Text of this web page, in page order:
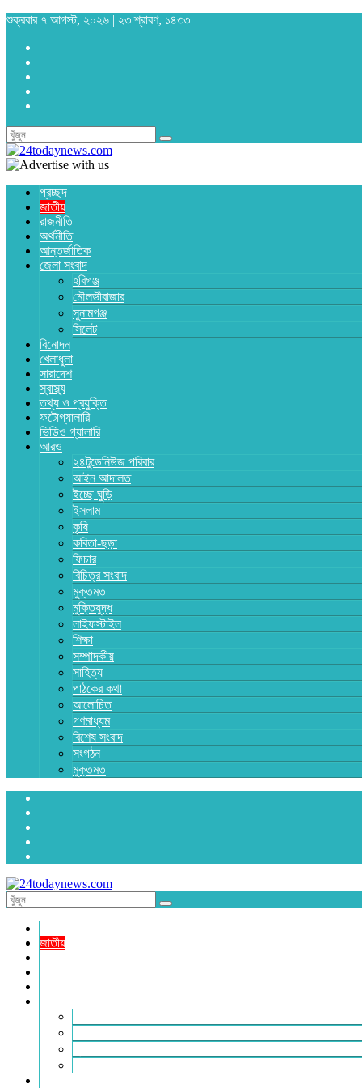
শুক্রবার ৭ আগস্ট, ২০২৬ | ২৩ শ্রাবণ, ১৪৩৩
প্রচ্ছদ
জাতীয়
রাজনীতি
অর্থনীতি
আন্তর্জাতিক
জেলা সংবাদ
হবিগঞ্জ
মৌলভীবাজার
সুনামগঞ্জ
সিলেট
বিনোদন
খেলাধুলা
সারাদেশ
স্বাস্থ্য
তথ্য ও প্রযুক্তি
ফটোগ্যালারি
ভিডিও গ্যালারি
আরও
২৪টুডেনিউজ পরিবার
আইন আদালত
ইচ্ছে ঘুড়ি
ইসলাম
কৃষি
কবিতা-ছড়া
ফিচার
বিচিত্র সংবাদ
মুক্তমত
মুক্তিযুদ্ধ
লাইফস্টাইল
শিক্ষা
সম্পাদকীয়
সাহিত্য
পাঠকের কথা
আলোচিত
গণমাধ্যম
বিশেষ সংবাদ
সংগঠন
মুক্তমত
জাতীয়